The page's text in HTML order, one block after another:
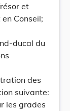
et
Conseil;
ducal du
des
suivante:
les grades